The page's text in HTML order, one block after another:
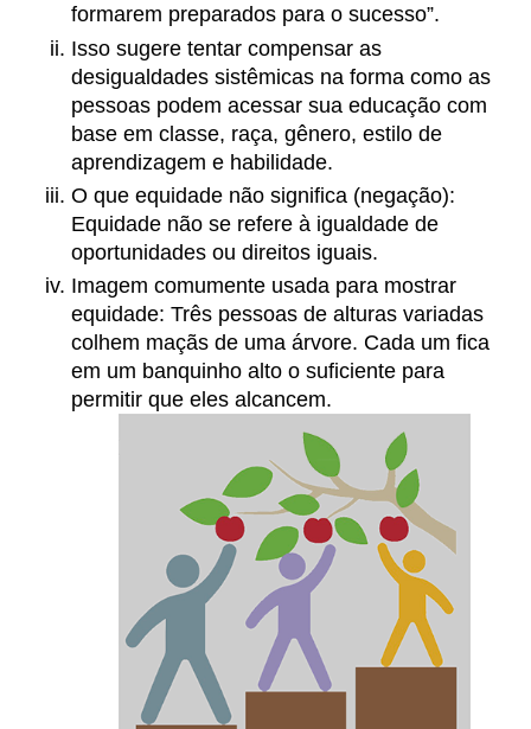
formarem preparados para o sucesso”.
Isso sugere tentar compensar as
desigualdades sistêmicas na forma como as
pessoas podem acessar sua educação com
base em classe, raça, gênero, estilo de
aprendizagem e habilidade.
O que equidade não significa (negação):
Equidade não se refere à igualdade de
oportunidades ou direitos iguais.
Imagem comumente usada para mostrar
equidade: Três pessoas de alturas variadas
colhem maçãs de uma árvore. Cada um fica
em um banquinho alto o suficiente para
permitir que eles alcancem.